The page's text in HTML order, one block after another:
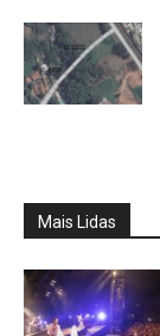
Mais Lidas